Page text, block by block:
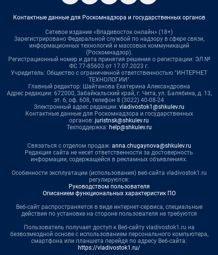
Контактные данные для Роскомнадзора и государственных органов
Сетевое издание «Владивосток онлайн» (18+)
Зарегистрировано Федеральной службой по надзору в сфере связи,
информационных технологий и массовых коммуникаций
(Роскомнадзор).
Регистрационный номер и дата принятия решения о регистрации: ЭЛ №
ФС 77-85603 от 17.07.2023 г.
Учредитель: Общество с ограниченной ответственностью "ИНТЕРНЕТ
ТЕХНОЛОГИИ"
Главный редактор: Шайтанова Екатерина Александровна
Адрес редакции: 672000, Забайкальский край, г. Чита, ул. Балябина, д. 13,
эт. 6, оф. 608, телефон 8 (3022) 40-08-24
Электронный адрес редакции: vladivostok1@shkulev.ru
Контактные данные для Роскомнадзора и государственных
органов: juristnsk@shkulev.ru
Техподдержка: help@shkulev.ru
Связаться с отделом продаж: anna.chugaynova@shkulev.ru
Редакция сайта не несет ответственности за достоверность
информации, содержащейся в рекламных объявлениях.
Особенности эксплуатации (использования) веб-сайта vladivostok1.ru
регулируются:
Руководством пользователя
Описанием функциональных характеристик ПО
Веб-сайт распространяется в виде интернет-сервиса, специальные
действия по установке на стороне пользователя не требуются
Пользователь получает доступ к Веб-сайту vladivostok1.ru на
безвозмездной основе с использованием персонального компьютера,
смартфона или планшета перейдя по адресу Веб-сайта:
https://vladivostok1.ru/